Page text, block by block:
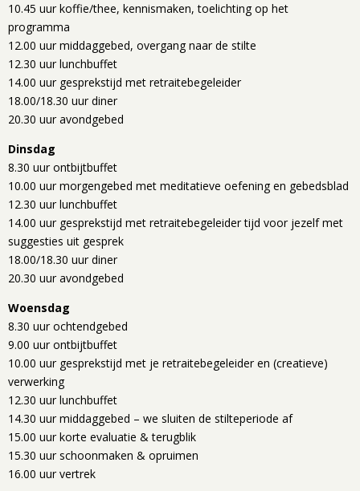
10.45 uur koffie/thee, kennismaken, toelichting op het
programma
12.00 uur middaggebed, overgang naar de stilte
12.30 uur lunchbuffet
14.00 uur gesprekstijd met retraitebegeleider
18.00/18.30 uur diner
20.30 uur avondgebed
Dinsdag
8.30 uur ontbijtbuffet
10.00 uur morgengebed met meditatieve oefening en gebedsblad
12.30 uur lunchbuffet
14.00 uur gesprekstijd met retraitebegeleider tijd voor jezelf met
suggesties uit gesprek
18.00/18.30 uur diner
20.30 uur avondgebed
Woensdag
8.30 uur ochtendgebed
9.00 uur ontbijtbuffet
10.00 uur gesprekstijd met je retraitebegeleider en (creatieve)
verwerking
12.30 uur lunchbuffet
14.30 uur middaggebed – we sluiten de stilteperiode af
15.00 uur korte evaluatie & terugblik
15.30 uur schoonmaken & opruimen
16.00 uur vertrek